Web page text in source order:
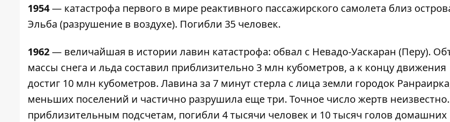
1954— катастрофа первого в мире реактивного пассажирского самолета близ
Эльба (разрушение в воздухе). Погибли 35 человек.
1962— величайшая в истории лавин катастрофа: обвал с Невадо-Уаскаран (Перу).
массы снега и льда составил приблизительно 3 млн кубометров, а к концу движения
достиг 10 млн кубометров. Лавина за 7 минут стерла с лица земли городок
меньших поселений и частично разрушила еще три. Точное число жертв
приблизительным подсчетам, погибли 4 тысячи человек и 10 тысяч голов домашних